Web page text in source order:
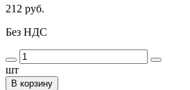
212 руб.
Без НДС
шт
В корзину